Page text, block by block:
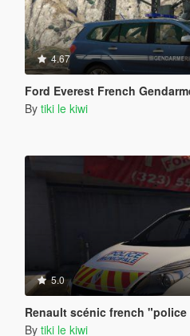
4.67
Ford Everest French
By tiki le kiwi
5.0
Renault scénic french
By tiki le kiwi